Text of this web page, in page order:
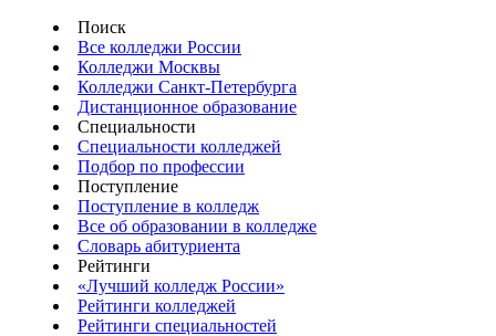
Поиск
Все колледжи России
Колледжи Москвы
Колледжи Санкт-Петербурга
Дистанционное образование
Специальности
Специальности колледжей
Подбор по профессии
Поступление
Поступление в колледж
Все об образовании в колледже
Словарь абитуриента
Рейтинги
«Лучший колледж России»
Рейтинги колледжей
Рейтинги специальностей